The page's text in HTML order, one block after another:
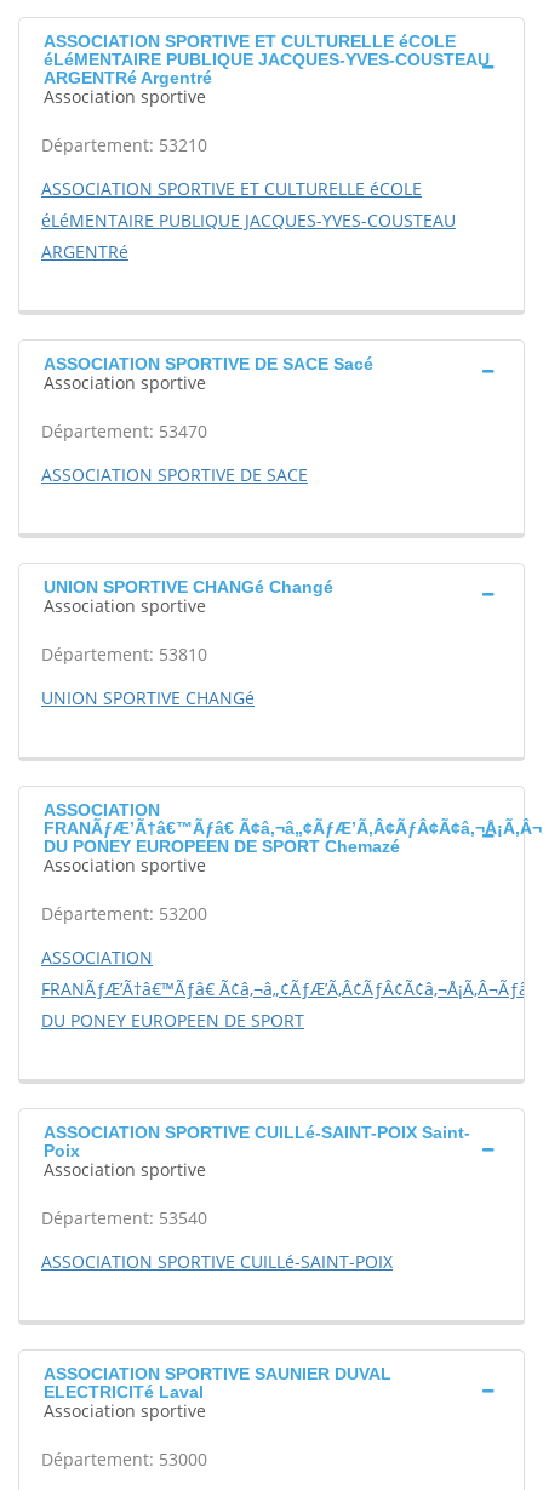
ASSOCIATION SPORTIVE ET CULTURELLE éCOLE
éLéMENTAIRE PUBLIQUE JACQUES-YVES-COUSTEAU
ARGENTRé Argentré
Association sportive
Département: 53210
ASSOCIATION SPORTIVE ET CULTURELLE éCOLE
éLéMENTAIRE PUBLIQUE JACQUES-YVES-COUSTEAU
ARGENTRé
ASSOCIATION SPORTIVE DE SACE Sacé
Association sportive
Département: 53470
ASSOCIATION SPORTIVE DE SACE
UNION SPORTIVE CHANGé Changé
Association sportive
Département: 53810
UNION SPORTIVE CHANGé
ASSOCIATION
FRANÃƒÆ’Ã†â€™Ãƒâ€
DU PONEY EUROPEEN DE SPORT Chemazé
Association sportive
Département: 53200
ASSOCIATION
FRANÃƒÆ’Ã†â€™Ãƒâ€
DU PONEY EUROPEEN DE SPORT
ASSOCIATION SPORTIVE CUILLé-SAINT-POIX Saint-
Poix
Association sportive
Département: 53540
ASSOCIATION SPORTIVE CUILLé-SAINT-POIX
ASSOCIATION SPORTIVE SAUNIER DUVAL
ELECTRICITé Laval
Association sportive
Département: 53000